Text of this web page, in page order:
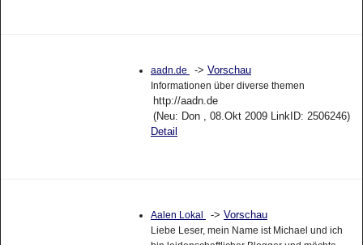
aadn.de -> Vorschau
Informationen über diverse themen
http://aadn.de
(Neu: Don , 08.Okt 2009 LinkID: 2506246)
Detail
Aalen Lokal -> Vorschau
Liebe Leser, mein Name ist Michael und ich